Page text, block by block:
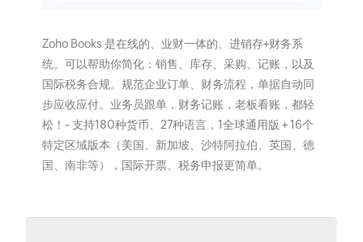
Zoho Books 是在线的、业财一体的、进销存+财务系
统。可以帮助你简化：销售、库存、采购、记账，以及
国际税务合规。规范企业订单、财务流程，单据自动同
步应收应付。业务员跟单，财务记账，老板看账，都轻
松！~ 支持180种货币、27种语言，1全球通用版 + 16个
特定区域版本（美国、新加坡、沙特阿拉伯、英国、德
国、南非等），国际开票、税务申报更简单。